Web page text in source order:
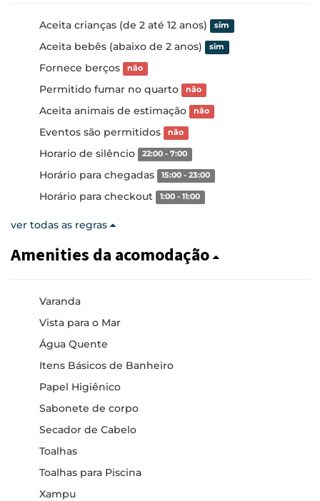
Aceita crianças (de 2 até 12 anos) sim
Aceita bebês (abaixo de 2 anos) sim
Fornece berços não
Permitido fumar no quarto não
Aceita animais de estimação não
Eventos são permitidos não
Horario de silêncio 22:00 - 7:00
Horário para chegadas 15:00 - 23:00
Horário para checkout 1:00 - 11:00
ver todas as regras
Amenities da acomodação
Varanda
Vista para o Mar
Água Quente
Itens Básicos de Banheiro
Papel Higiênico
Sabonete de corpo
Secador de Cabelo
Toalhas
Toalhas para Piscina
Xampu